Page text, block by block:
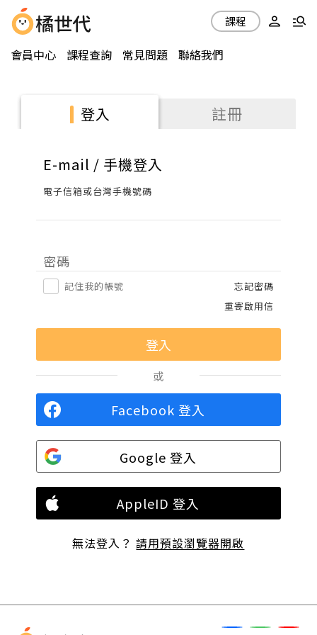
會員中心 課程查詢 常見問題 聯絡我們
課程
登入 註冊
E-mail / 手機登入
電子信箱或台灣手機號碼
密碼
記住我的帳號
忘記密碼
重寄啟用信
或
Facebook 登入
Google 登入
AppleID 登入
無法登入？請用預設瀏覽器開啟